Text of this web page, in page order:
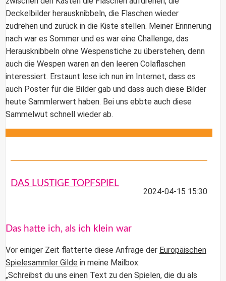
Deckelbilder herausknibbeln, die Flaschen wieder
zudrehen und zurück in die Kiste stellen. Meiner Erinnerung
nach war es Sommer und es war eine Challenge, das
Herausknibbeln ohne Wespenstiche zu überstehen, denn
auch die Wespen waren an den leeren Colaflaschen
interessiert. Erstaunt lese ich nun im Internet, dass es
auch Poster für die Bilder gab und dass auch diese Bilder
heute Sammlerwert haben. Bei uns ebbte auch diese
Sammelwut schnell wieder ab.
2024-04-15 15:30
DAS LUSTIGE TOPFSPIEL
Das hatte ich, als ich klein war
Vor einiger Zeit flatterte diese Anfrage der Europäischen
Spielesammler Gilde in meine Mailbox:
„Schreibst du uns einen Text zu den Spielen, die du als